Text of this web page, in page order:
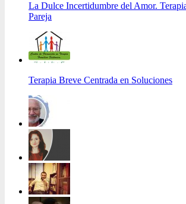
La Dulce Incertidumbre del Amor.
Pareja
Terapia Breve Centrada en Soluciones